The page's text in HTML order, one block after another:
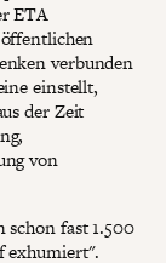
ETA
verbunden
einstellt,
der Zeit
von
fast 1.500
exhumiert".